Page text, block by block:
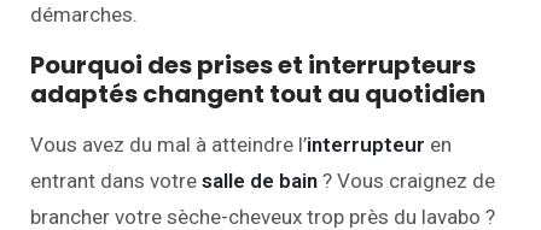
démarches.
Pourquoi des prises et interrupteurs
adaptés changent tout au quotidien
Vous avez du mal à atteindre l’interrupteur en
entrant dans votre salle de bain ? Vous craignez de
brancher votre sèche-cheveux trop près du lavabo ?